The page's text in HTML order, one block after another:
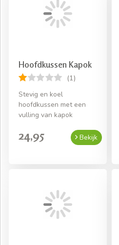
Hoofdkussen Kapok
(1)
Stevig en koel
hoofdkussen met een
vulling van kapok
24,95 Bekijk